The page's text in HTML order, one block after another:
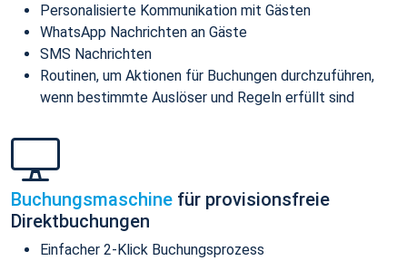
Personalisierte Kommunikation mit Gästen
WhatsApp Nachrichten an Gäste
SMS Nachrichten
Routinen, um Aktionen für Buchungen durchzuführen,
wenn bestimmte Auslöser und Regeln erfüllt sind
Buchungsmaschine für provisionsfreie
Direktbuchungen
Einfacher 2-Klick Buchungsprozess